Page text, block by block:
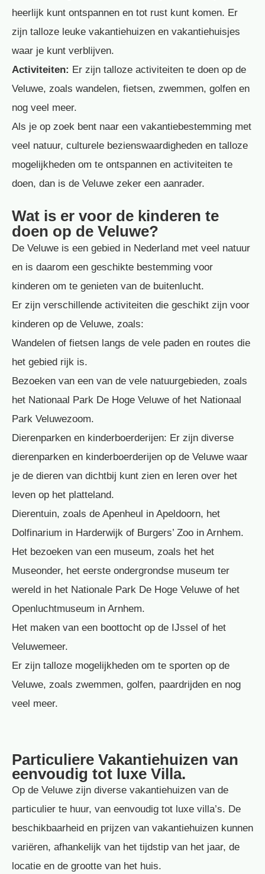
heerlijk kunt ontspannen en tot rust kunt komen. Er
zijn talloze leuke vakantiehuizen en vakantiehuisjes
waar je kunt verblijven.
Activiteiten: Er zijn talloze activiteiten te doen op de
Veluwe, zoals wandelen, fietsen, zwemmen, golfen en
nog veel meer.
Als je op zoek bent naar een vakantiebestemming met
veel natuur, culturele bezienswaardigheden en talloze
mogelijkheden om te ontspannen en activiteiten te
doen, dan is de Veluwe zeker een aanrader.
Wat is er voor de kinderen te
doen op de Veluwe?
De Veluwe is een gebied in Nederland met veel natuur
en is daarom een geschikte bestemming voor
kinderen om te genieten van de buitenlucht.
Er zijn verschillende activiteiten die geschikt zijn voor
kinderen op de Veluwe, zoals:
Wandelen of fietsen langs de vele paden en routes die
het gebied rijk is.
Bezoeken van een van de vele natuurgebieden, zoals
het Nationaal Park De Hoge Veluwe of het Nationaal
Park Veluwezoom.
Dierenparken en kinderboerderijen: Er zijn diverse
dierenparken en kinderboerderijen op de Veluwe waar
je de dieren van dichtbij kunt zien en leren over het
leven op het platteland.
Dierentuin, zoals de Apenheul in Apeldoorn, het
Dolfinarium in Harderwijk of Burgers’ Zoo in Arnhem.
Het bezoeken van een museum, zoals het het
Museonder, het eerste ondergrondse museum ter
wereld in het Nationale Park De Hoge Veluwe of het
Openluchtmuseum in Arnhem.
Het maken van een boottocht op de IJssel of het
Veluwemeer.
Er zijn talloze mogelijkheden om te sporten op de
Veluwe, zoals zwemmen, golfen, paardrijden en nog
veel meer.
Particuliere Vakantiehuizen van
eenvoudig tot luxe Villa.
Op de Veluwe zijn diverse vakantiehuizen van de
particulier te huur, van eenvoudig tot luxe villa’s. De
beschikbaarheid en prijzen van vakantiehuizen kunnen
variëren, afhankelijk van het tijdstip van het jaar, de
locatie en de grootte van het huis.